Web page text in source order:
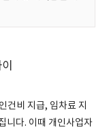
건비 지급, 임차료 지
니다. 이때 개인사업자